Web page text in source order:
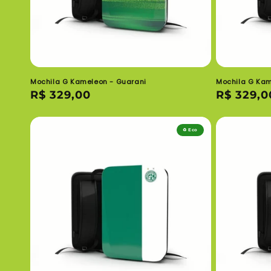
Mochila G Kameleon - Guarani
Preço
R$ 329,00
Mochila G
Preço
R$
♻️ Eco